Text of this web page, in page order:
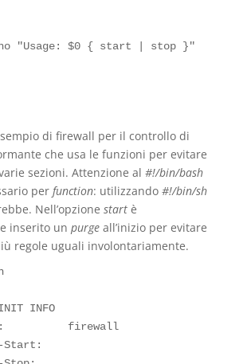
"Usage: $0 { start | stop }"
di firewall per il controllo di
che usa le funzioni per evitare
sezioni. Attenzione al #!/bin/bash
per function: utilizzando #!/bin/sh
Nell’opzione startè
inserito un purgeall’inizio per evitare
regole uguali involontariamente.
INFO
firewall
Start: